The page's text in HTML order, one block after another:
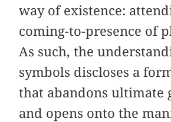
way of existence:
coming-to-presence of
As such, the
symbols discloses a
that abandons ultimate
and opens onto the